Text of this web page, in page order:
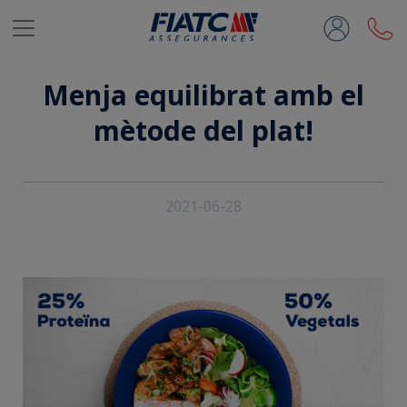
Salta al contingut principal
Menja equilibrat amb el
mètode del plat!
2021-06-28